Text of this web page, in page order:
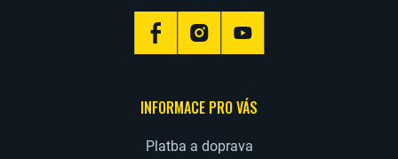
INFORMACE PRO VÁS
Platba a doprava